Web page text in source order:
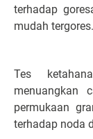
terhadap
mudah tergores.
Tes
menuangkan
permukaan
terhadap noda